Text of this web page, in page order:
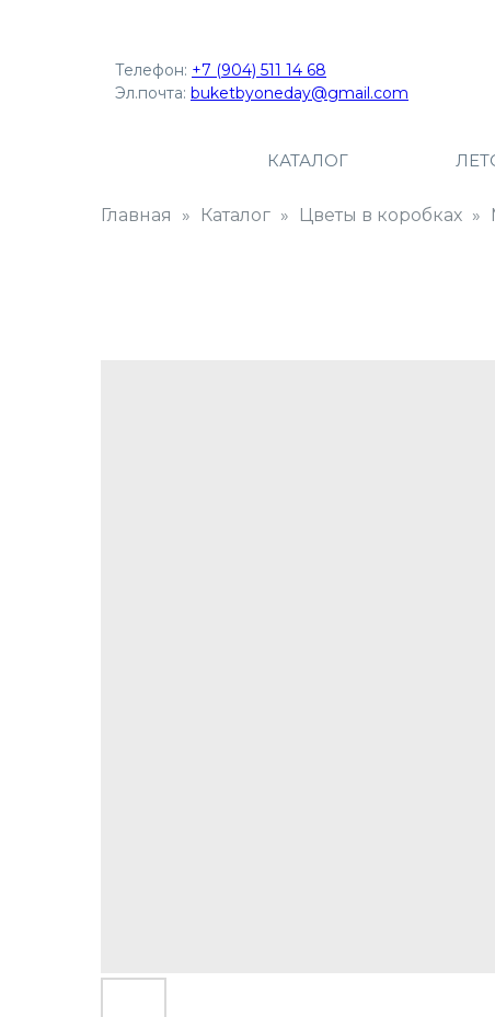
КАТАЛОГ
Телефон: +7 (904) 511 14 68
Эл.почта: buketbyoneday@gmail.com
Главная Каталог Цветы в коробках